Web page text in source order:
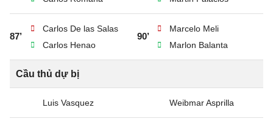
87’
Carlos De las Salas
Carlos Henao
90’
Marcelo Meli
Marlon Balanta
Cầu thủ dự bị
Luis Vasquez Weibmar Asprilla